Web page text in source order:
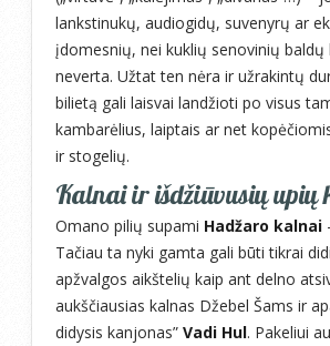
lankstinukų, audiogidų, suvenyrų ar
įdomesnių, nei kuklių senovinių
neverta. Užtat ten nėra ir užrakintų
bilietą gali laisvai landžioti po visus
kambarėlius, laiptais ar net
ir stogelių.
Kalnai ir išdžiūvusių upių
Omano pilių supami Hadžaro kalnai
Tačiau ta nyki gamta gali būti tikrai
apžvalgos aikštelių kaip ant delno
aukščiausias kalnas Džebel Šams ir
didysis kanjonas” Vadi Hul. Pakeliui